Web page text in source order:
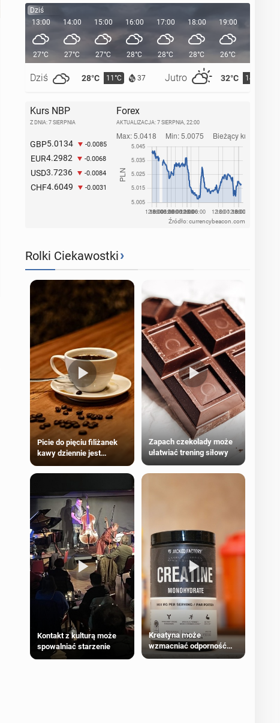
Dziś
13:00
27°C
Dziś 28°C 11°C 37 Jutro 32°C 14°C
14:00
27°C
15:00
27°C
16:00
28°C
17:00
28°C
18:00
28°C
19:00
26°C
Kurs NBP
Z DNIA: 7 SIERPNIA
GBP5.0134 -0.0085
EUR4.2982 -0.0068
USD3.7236 -0.0084
CHF4.6049 -0.0031
Forex
AKTUALIZACJA: 7 SIERPNIA, 22:00
Źródło: currencybeacon.com
Rolki Ciekawostki›
Picie do pięciu filiżanek
kawy dziennie jest
większości dorosłych
Zapach czekolady może
ułatwiać trening siłowy
Kontakt z kulturą może
spowalniać starzenie
Kreatyna może
wzmacniać odporność
przeciw nowotworom